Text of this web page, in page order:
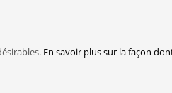
En savoir plus sur la façon